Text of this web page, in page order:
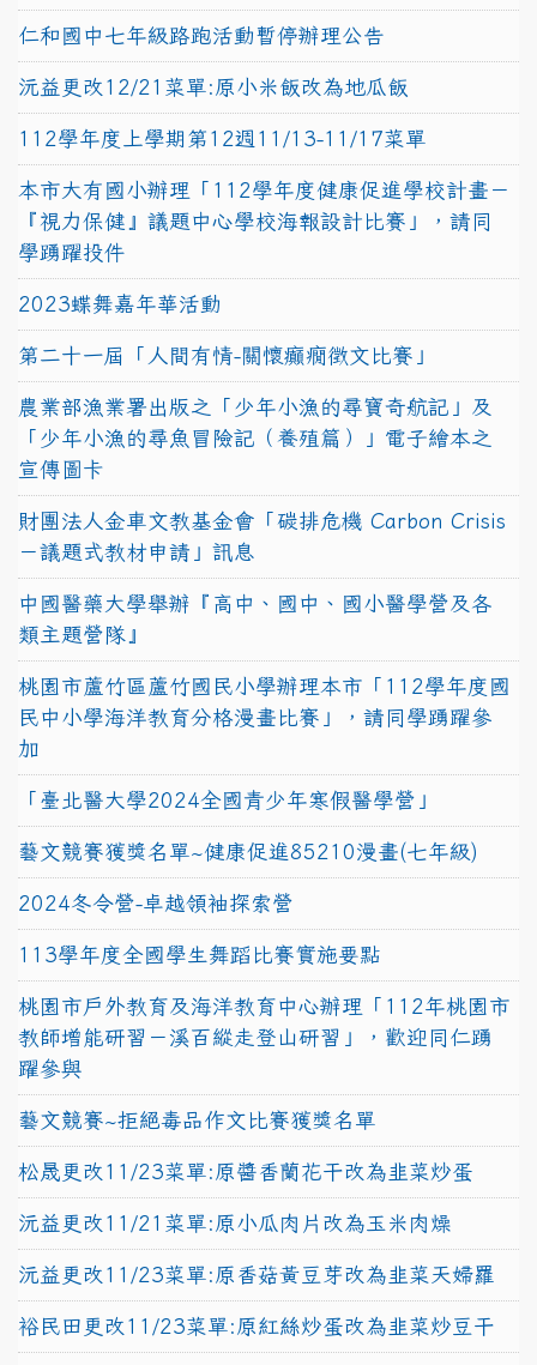
仁和國中七年級路跑活動暫停辦理公告
沅益更改12/21菜單:原小米飯改為地瓜飯
112學年度上學期第12週11/13-11/17菜單
本市大有國小辦理「112學年度健康促進學校計畫－
『視力保健』議題中心學校海報設計比賽」，請同
學踴躍投件
2023蝶舞嘉年華活動
第二十一屆「人間有情-關懷癲癇徵文比賽」
農業部漁業署出版之「少年小漁的尋寶奇航記」及
「少年小漁的尋魚冒險記（養殖篇）」電子繪本之
宣傳圖卡
財團法人金車文教基金會「碳排危機 Carbon Crisis
－議題式教材申請」訊息
中國醫藥大學舉辦『高中、國中、國小醫學營及各
類主題營隊』
桃園市蘆竹區蘆竹國民小學辦理本市「112學年度國
民中小學海洋教育分格漫畫比賽」，請同學踴躍參
加
「臺北醫大學2024全國青少年寒假醫學營」
藝文競賽獲獎名單~健康促進85210漫畫(七年級)
2024冬令營-卓越領袖探索營
113學年度全國學生舞蹈比賽實施要點
桃園市戶外教育及海洋教育中心辦理「112年桃園市
教師增能研習－溪百縱走登山研習」，歡迎同仁踴
躍參與
藝文競賽~拒絕毒品作文比賽獲獎名單
松晟更改11/23菜單:原醬香蘭花干改為韭菜炒蛋
沅益更改11/21菜單:原小瓜肉片改為玉米肉燥
沅益更改11/23菜單:原香菇黃豆芽改為韭菜天婦羅
裕民田更改11/23菜單:原紅絲炒蛋改為韭菜炒豆干